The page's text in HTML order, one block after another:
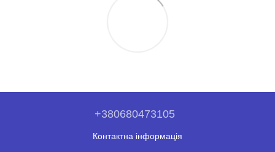
+380680473105
Контактна інформація